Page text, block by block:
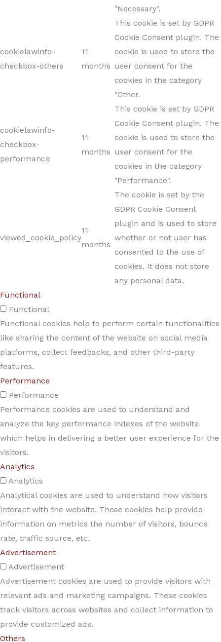
"Necessary".
cookielawinfo-
checkbox-others
11
months
This cookie is set by GDPR
Cookie Consent plugin. The
cookie is used to store the
user consent for the
cookies in the category
"Other.
cookielawinfo-
checkbox-
performance
11
months
This cookie is set by GDPR
Cookie Consent plugin. The
cookie is used to store the
user consent for the
cookies in the category
"Performance".
viewed_cookie_policy
11
months
The cookie is set by the
GDPR Cookie Consent
plugin and is used to store
whether or not user has
consented to the use of
cookies. It does not store
any personal data.
Functional
Functional
Functional cookies help to perform certain functionalities
like sharing the content of the website on social media
platforms, collect feedbacks, and other third-party
features.
Performance
Performance
Performance cookies are used to understand and
analyze the key performance indexes of the website
which helps in delivering a better user experience for the
visitors.
Analytics
Analytics
Analytical cookies are used to understand how visitors
interact with the website. These cookies help provide
information on metrics the number of visitors, bounce
rate, traffic source, etc.
Advertisement
Advertisement
Advertisement cookies are used to provide visitors with
relevant ads and marketing campaigns. These cookies
track visitors across websites and collect information to
provide customized ads.
Others